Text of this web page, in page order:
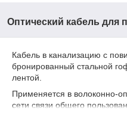
Оптический кабель для
Кабель в канализацию с
бронированный стальной
лентой.
Применяется в волоконно-
сети связи общего